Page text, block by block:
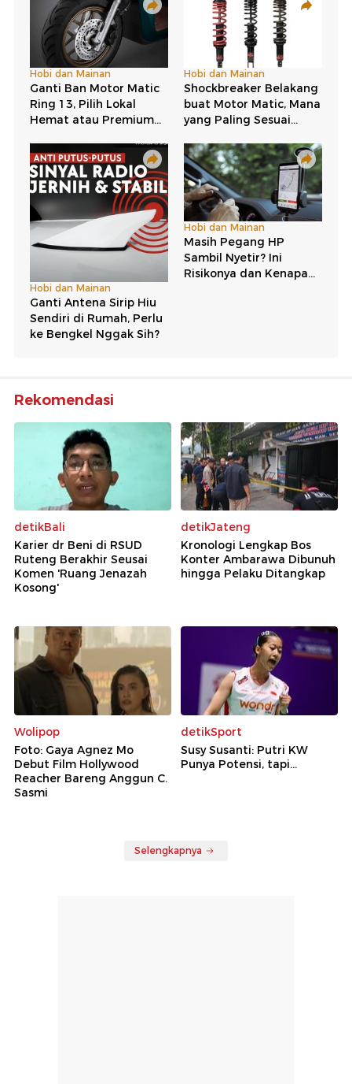
Rekomendasi
detikBali
Karier dr Beni di RSUD
Ruteng Berakhir Seusai
Komen 'Ruang Jenazah
Kosong'
detikJateng
Kronologi Lengkap Bos
Konter Ambarawa Dibunuh
hingga Pelaku Ditangkap
Wolipop
Foto: Gaya Agnez Mo
Debut Film Hollywood
Reacher Bareng Anggun C.
Sasmi
detikSport
Susy Susanti: Putri KW
Punya Potensi, tapi...
Selengkapnya